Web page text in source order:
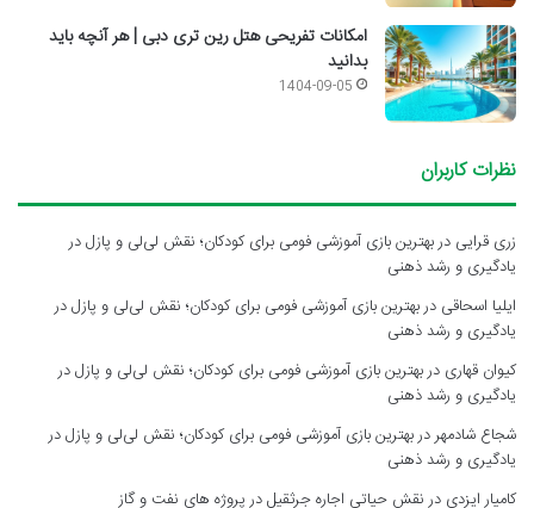
امکانات تفریحی هتل رین تری دبی | هر آنچه باید
بدانید
1404-09-05
نظرات کاربران
زری قرایی دربهترین بازی آموزشی فومی برای کودکان؛ نقش لی‌لی و پازل در
یادگیری و رشد ذهنی
ایلیا اسحاقی دربهترین بازی آموزشی فومی برای کودکان؛ نقش لی‌لی و پازل در
یادگیری و رشد ذهنی
کیوان قهاری دربهترین بازی آموزشی فومی برای کودکان؛ نقش لی‌لی و پازل در
یادگیری و رشد ذهنی
شجاع شادمهردربهترین بازی آموزشی فومی برای کودکان؛ نقش لی‌لی و پازل در
یادگیری و رشد ذهنی
کامیار ایزدی درنقش حیاتی اجاره جرثقیل در پروژه های نفت و گاز